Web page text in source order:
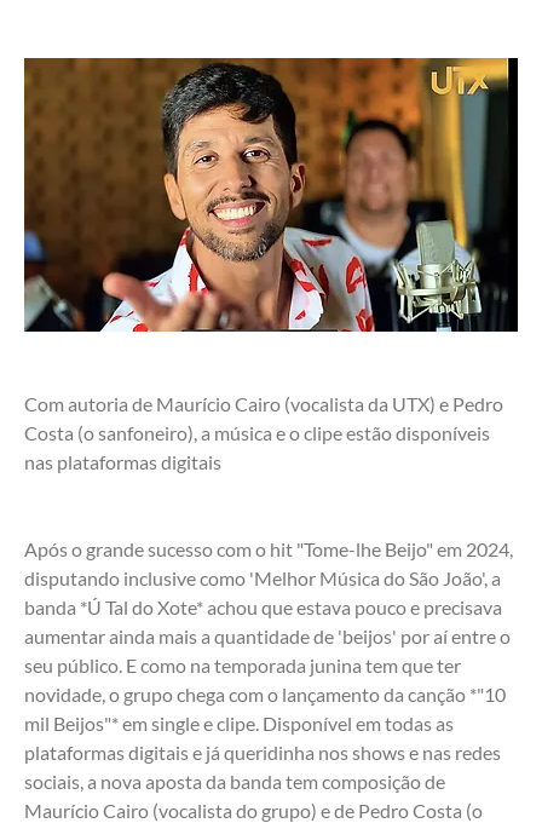
Com autoria de Maurício Cairo (vocalista da UTX) e Pedro
Costa (o sanfoneiro), a música e o clipe estão disponíveis
nas plataformas digitais
Após o grande sucesso com o hit "Tome-lhe Beijo" em 2024,
disputando inclusive como 'Melhor Música do São João', a
banda *Ú Tal do Xote* achou que estava pouco e precisava
aumentar ainda mais a quantidade de 'beijos' por aí entre o
seu público. E como na temporada junina tem que ter
novidade, o grupo chega com o lançamento da canção *"10
mil Beijos"* em single e clipe. Disponível em todas as
plataformas digitais e já queridinha nos shows e nas redes
sociais, a nova aposta da banda tem composição de
Maurício Cairo (vocalista do grupo) e de Pedro Costa (o